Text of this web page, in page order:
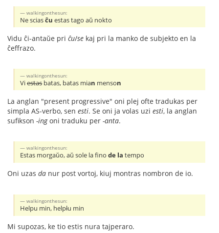
walkingonthesun:
Ne sciasĉu estas tago aŭ nokto
Vidu ĉi-antaŭe pri ĉu/se kaj pri la manko de subjekto en la
ĉeffrazo.
walkingonthesun:
Viestasbatas, batas mian menson
La anglan "present progressive" oni plej ofte tradukas per
simpla AS-verbo, sen esti. Se oni ja volas uzi esti, la anglan
sufikson -ingoni traduku per -anta.
walkingonthesun:
Estas morgaŭo, aŭ sole la finode la tempo
Oni uzas da nur post vortoj, kiuj montras nombron de io.
walkingonthesun:
Helpu min, helplu min
Mi supozas, ke tio estis nura tajperaro.